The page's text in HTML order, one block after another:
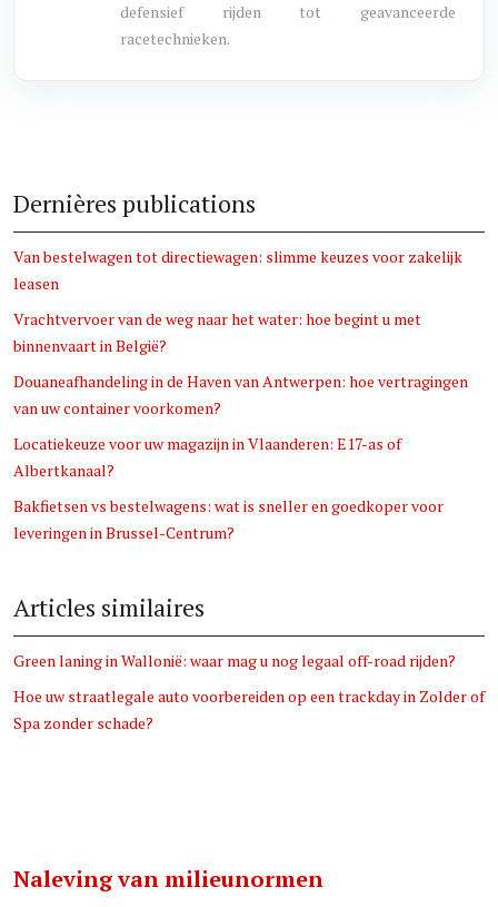
defensief rijden tot geavanceerde
racetechnieken.
Dernières publications
Van bestelwagen tot directiewagen: slimme keuzes voor zakelijk
leasen
Vrachtvervoer van de weg naar het water: hoe begint u met
binnenvaart in België?
Douaneafhandeling in de Haven van Antwerpen: hoe vertragingen
van uw container voorkomen?
Locatiekeuze voor uw magazijn in Vlaanderen: E17-as of
Albertkanaal?
Bakfietsen vs bestelwagens: wat is sneller en goedkoper voor
leveringen in Brussel-Centrum?
Articles similaires
Green laning in Wallonië: waar mag u nog legaal off-road rijden?
Hoe uw straatlegale auto voorbereiden op een trackday in Zolder of
Spa zonder schade?
Naleving van milieunormen